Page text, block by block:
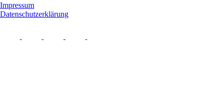
Impressum
Datenschutzerklärung